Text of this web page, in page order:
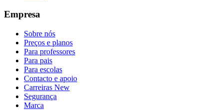
Empresa
Sobre nós
Preços e planos
Para professores
Para pais
Para escolas
Contacto e apoio
Carreiras New
Segurança
Marca